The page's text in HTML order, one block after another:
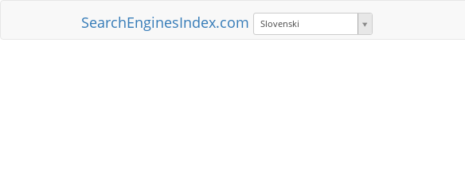
SearchEnginesIndex.com Slovenski